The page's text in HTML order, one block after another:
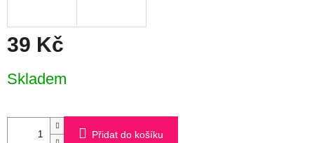
39 Kč
cena:
Skladem
Přidat do košíku